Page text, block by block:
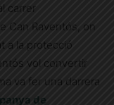
carrer
Can Raventós, on
a la protecció
vol convertir
va fer una darrera
de